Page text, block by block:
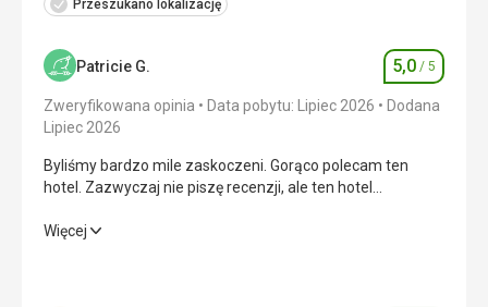
Przeszukano lokalizację
Patricie G. Ocena
5,0 / 5
Zweryfikowana opinia Data pobytu: Lipiec 2026
Dodana
Lipiec 2026
Byliśmy bardzo mile zaskoczeni. Gorąco polecam ten
hotel. Zazwyczaj nie piszę recenzji, ale ten hotel
Byliśmy bardzo mile zaskoczeni. Gorąco polecam ten
Więcej